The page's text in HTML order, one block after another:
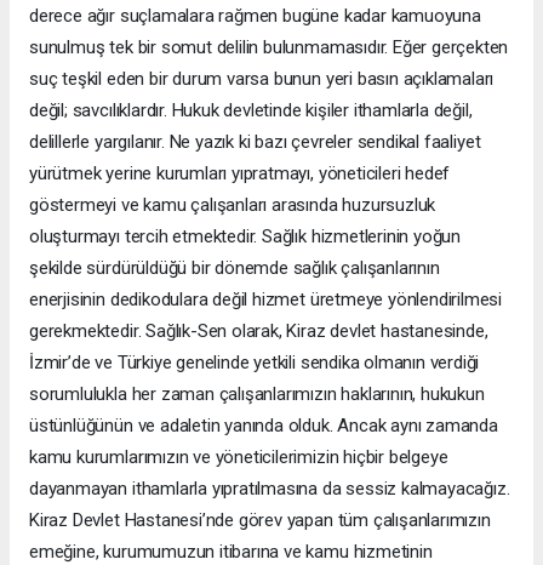
derece ağır suçlamalara rağmen bugüne kadar kamuoyuna
sunulmuş tek bir somut delilin bulunmamasıdır. Eğer gerçekten
suç teşkil eden bir durum varsa bunun yeri basın açıklamaları
değil; savcılıklardır. Hukuk devletinde kişiler ithamlarla değil,
delillerle yargılanır. Ne yazık ki bazı çevreler sendikal faaliyet
yürütmek yerine kurumları yıpratmayı, yöneticileri hedef
göstermeyi ve kamu çalışanları arasında huzursuzluk
oluşturmayı tercih etmektedir. Sağlık hizmetlerinin yoğun
şekilde sürdürüldüğü bir dönemde sağlık çalışanlarının
enerjisinin dedikodulara değil hizmet üretmeye yönlendirilmesi
gerekmektedir. Sağlık-Sen olarak, Kiraz devlet hastanesinde,
İzmir’de ve Türkiye genelinde yetkili sendika olmanın verdiği
sorumlulukla her zaman çalışanlarımızın haklarının, hukukun
üstünlüğünün ve adaletin yanında olduk. Ancak aynı zamanda
kamu kurumlarımızın ve yöneticilerimizin hiçbir belgeye
dayanmayan ithamlarla yıpratılmasına da sessiz kalmayacağız.
Kiraz Devlet Hastanesi’nde görev yapan tüm çalışanlarımızın
emeğine, kurumumuzun itibarına ve kamu hizmetinin